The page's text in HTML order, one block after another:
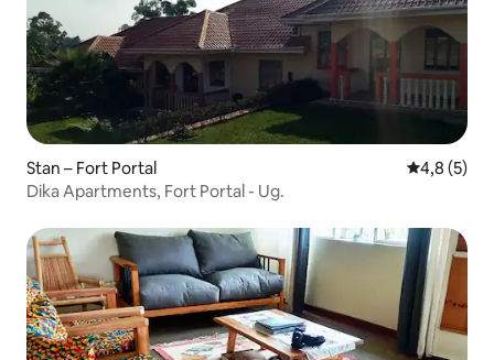
Stan – Fort Portal Prosječna
4,8 (5)
Dika Apartments, Fort Portal - Ug.